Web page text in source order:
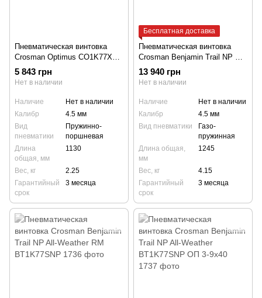
Пневматическая винтовка
Crosman Optimus CO1K77X
ОП 3-9x40
5 843 грн
Нет в наличии
Наличие
Нет в наличии
Калибр
4.5 мм
Вид
пневматики
Пружинно-
поршневая
Длина
общая, мм
1130
Вес, кг
2.25
Гарантийный
срок
3 месяца
Бесплатная доставка
Пневматическая винтовка
Crosman Benjamin Trail NP XL
1500 BT1500WNP
13 940 грн
Нет в наличии
Наличие
Нет в наличии
Калибр
4.5 мм
Вид пневматики
Газо-
пружинная
Длина общая,
мм
1245
Вес, кг
4.15
Гарантийный
срок
3 месяца